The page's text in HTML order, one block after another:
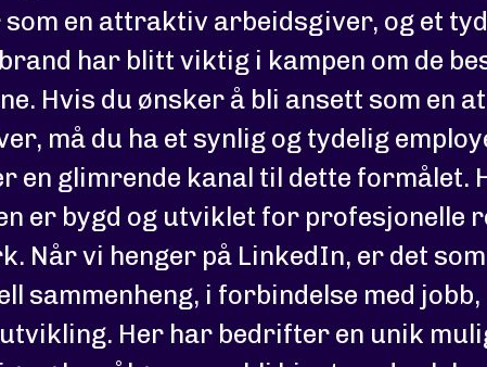
en attraktiv arbeidsgiver, og et
har blitt viktig i kampen om de
Hvis du ønsker å bli ansett som en
må du ha et synlig og tydelig
en glimrende kanal til dette formålet.
er bygd og utviklet for profesjonelle
Når vi henger på LinkedIn, er det
sammenheng, i forbindelse med jobb,
Her har bedrifter en unik